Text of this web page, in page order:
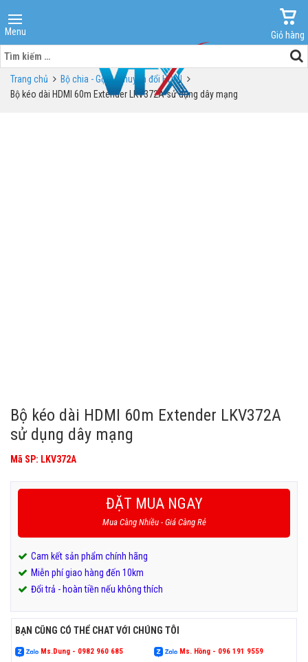
Menu
Giỏ hàng
Tìm
kiếm
cho:Trang chủ
Bộ chia - Gộp - Chuyển đổi HDMI
Bộ kéo dài HDMI 60m Extender LKV372A sử dụng dây mạng
Bộ kéo dài HDMI 60m Extender LKV372A
sử dụng dây mạng
Mã SP: LKV372A
ĐẶT MUA NGAY
Mua Càng Nhiều - Giá Càng Rẻ
Cam kết sản phẩm chính hãng
Miễn phí giao hàng đến 10km
Đổi trả - hoàn tiền nếu không thích
BẠN CŨNG CÓ THỂ CHAT VỚI CHÚNG TÔI
Ms.Dung - 0982 960 685 Ms. Hồng - 096 191 9559